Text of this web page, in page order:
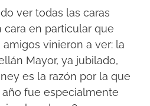
ver todas las caras
en particular que
vinieron a ver: la
Mayor, ya jubilado,
es la razón por la que
fue especialmente